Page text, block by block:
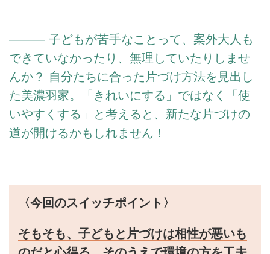
――― 子どもが苦手なことって、案外大人も
できていなかったり、無理していたりしませ
んか？ 自分たちに合った片づけ方法を見出し
た美濃羽家。「きれいにする」ではなく「使
いやすくする」と考えると、新たな片づけの
道が開けるかもしれません！
〈今回のスイッチポイント〉
そもそも、子どもと片づけは相性が悪いも